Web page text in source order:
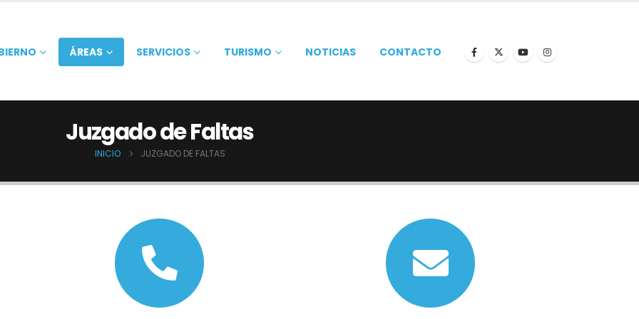
ÁREAS SERVICIOS TURISMO NOTICIAS CONTACTO
Juzgado de Faltas
INICIO JUZGADO DE FALTAS